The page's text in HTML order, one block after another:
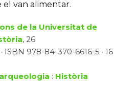
el van alimentar.
de la Universitat de
, 26
ISBN 978-84-370-6616-5 · 16
: Història